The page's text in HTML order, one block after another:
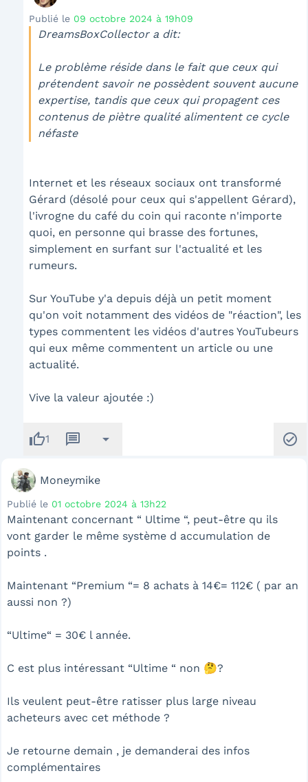
Publié le 09 octobre 2024 à 19h09
DreamsBoxCollector a dit:
Le problème réside dans le fait que ceux qui
prétendent savoir ne possèdent souvent aucune
expertise, tandis que ceux qui propagent ces
contenus de piètre qualité alimentent ce cycle
néfaste
Internet et les réseaux sociaux ont transformé
Gérard (désolé pour ceux qui s'appellent Gérard),
l'ivrogne du café du coin qui raconte n'importe
quoi, en personne qui brasse des fortunes,
simplement en surfant sur l'actualité et les
rumeurs.
Sur YouTube y'a depuis déjà un petit moment
qu'on voit notamment des vidéos de "réaction", les
types commentent les vidéos d'autres YouTubeurs
qui eux même commentent un article ou une
actualité.
Vive la valeur ajoutée :)
thumb_up1 message arrow_drop_down check_circle
Moneymike
Publié le 01 octobre 2024 à 13h22
Maintenant concernant “ Ultime “, peut-être qu ils
vont garder le même système d accumulation de
points .
Maintenant “Premium “= 8 achats à 14€= 112€ ( par an
aussi non ?)
“Ultime“ = 30€ l année.
C est plus intéressant “Ultime “ non 🤔?
Ils veulent peut-être ratisser plus large niveau
acheteurs avec cet méthode ?
Je retourne demain , je demanderai des infos
complémentaires